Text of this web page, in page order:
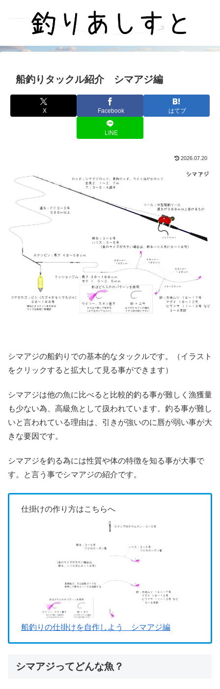
船釣りタックル紹介 シマアジ編
X Facebook はてブ
LINE
2026.07.20
シマアジの船釣りでの基本的なタックルです。（イラスト
をクリックすると拡大して見る事ができます）
シマアジは他の魚に比べると比較的釣る事が難しく漁獲量
も少ない為、高級魚として扱われています。釣る事が難し
いと言われている理由は、引きが強いのに唇が弱い事が大
きな要因です。
シマアジを釣る為には性質や体の特徴を知る事が大事で
す。と言う事でシマアジの紹介です。
仕掛けの作り方はこちらへ
船釣りの仕掛けを自作しよう シマアジ編
シマアジってどんな魚？